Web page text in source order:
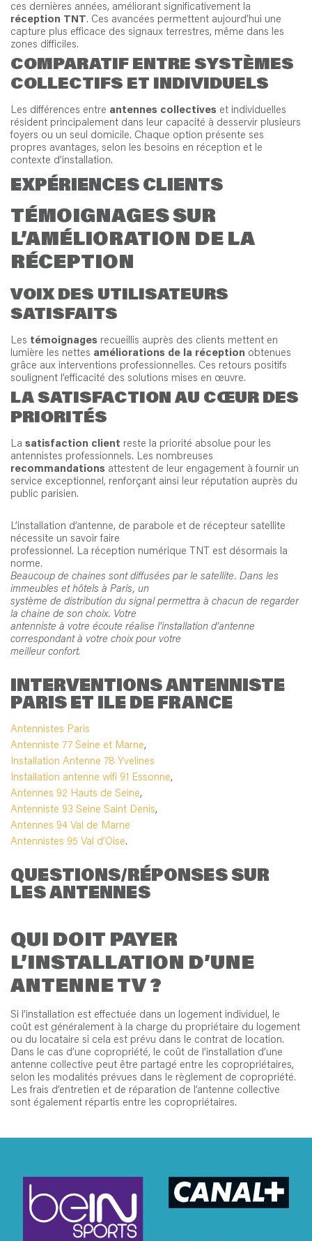
ces dernières années, améliorant significativement la
réception TNT. Ces avancées permettent aujourd’hui une
capture plus efficace des signaux terrestres, même dans les
zones difficiles.
COMPARATIF ENTRE SYSTÈMES
COLLECTIFS ET INDIVIDUELS
Les différences entre antennes collectives et individuelles
résident principalement dans leur capacité à desservir plusieurs
foyers ou un seul domicile. Chaque option présente ses
propres avantages, selon les besoins en réception et le
contexte d’installation.
EXPÉRIENCES CLIENTS
TÉMOIGNAGES SUR
L’AMÉLIORATION DE LA
RÉCEPTION
VOIX DES UTILISATEURS
SATISFAITS
Les témoignages recueillis auprès des clients mettent en
lumière les nettes améliorations de la réception obtenues
grâce aux interventions professionnelles. Ces retours positifs
soulignent l’efficacité des solutions mises en œuvre.
LA SATISFACTION AU CŒUR DES
PRIORITÉS
La satisfaction client reste la priorité absolue pour les
antennistes professionnels. Les nombreuses
recommandations attestent de leur engagement à fournir un
service exceptionnel, renforçant ainsi leur réputation auprès du
public parisien.
L’installation d’antenne, de parabole et de récepteur satellite
nécessite un savoir faire
professionnel. La réception numérique TNT est désormais la
norme.
Beaucoup de chaines sont diffusées par le satellite. Dans les
immeubles et hôtels à Paris, un
système de distribution du signal permettra à chacun de regarder
la chaine de son choix. Votre
antenniste à votre écoute réalise l’installation d’antenne
correspondant à votre choix pour votre
meilleur confort.
INTERVENTIONS ANTENNISTE
PARIS ET ILE DE FRANCE
Antennistes Paris
Antenniste 77 Seine et Marne,
Installation Antenne 78 Yvelines
Installation antenne wifi 91 Essonne,
Antennes 92 Hauts de Seine,
Antenniste 93 Seine Saint Denis,
Antennes 94 Val de Marne
Antennistes 95 Val d’Oise.
QUESTIONS/RÉPONSES SUR
LES ANTENNES
QUI DOIT PAYER
L’INSTALLATION D’UNE
ANTENNE TV ?
Si l’installation est effectuée dans un logement individuel, le
coût est généralement à la charge du propriétaire du logement
ou du locataire si cela est prévu dans le contrat de location.
Dans le cas d’une copropriété, le coût de l’installation d’une
antenne collective peut être partagé entre les copropriétaires,
selon les modalités prévues dans le règlement de copropriété.
Les frais d’entretien et de réparation de l’antenne collective
sont également répartis entre les copropriétaires.